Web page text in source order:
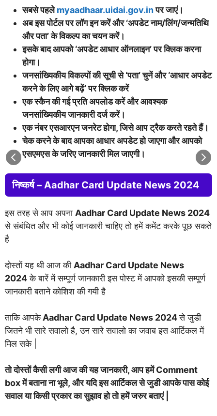
सबसे पहलेmyaadhaar.uidai.gov.inपर जाएं।
अब इस पोर्टल पर लॉग इन करें और ‘अपडेट नाम/लिंग/जन्मतिथि
और पता’ के विकल्प का चयन करें।
इसके बाद आपको ‘अपडेट आधार ऑनलाइन’ पर क्लिक करना
होगा।
जनसांख्यिकीय विकल्पों की सूची से ‘पता’ चुनें और ‘आधार अपडेट
करने के लिए आगे बढ़ें’ पर क्लिक करें
एक स्कैन की गई प्रति अपलोड करें और आवश्यक
जनसांख्यिकीय जानकारी दर्ज करें।
एक नंबर एसआरएन जनरेट होगा, जिसे आप ट्रैक करते रहते हैं।
चेक करने के बाद आपका आधार अपडेट हो जाएगा और आपको
एसएमएस के जरिए जानकारी मिल जाएगी।
निष्कर्ष – Aadhar Card Update News 2024
इस तरह से आप अपना Aadhar Card Update News 2024
से संबंधित और भी कोई जानकारी चाहिए तो हमें कमेंट करके पूछ सकते
है
दोस्तों यह थी आज की Aadhar Card Update News
2024के बारें में सम्पूर्ण जानकारी इस पोस्ट में आपको इसकी सम्पूर्ण
जानकारी बताने कोशिश की गयी है
ताकि आपकेAadhar Card Update News 2024से जुडी
जितने भी सारे सवालो है, उन सारे सवालो का जवाब इस आर्टिकल में
मिल सके |
तो दोस्तों कैसी लगी आज की यह जानकारी, आप हमें Comment
box में बताना ना भूले, और यदि इस आर्टिकल से जुडी आपके पास कोई
सवाल या किसी प्रकार का सुझाव हो तो हमें जरुर बताएं |